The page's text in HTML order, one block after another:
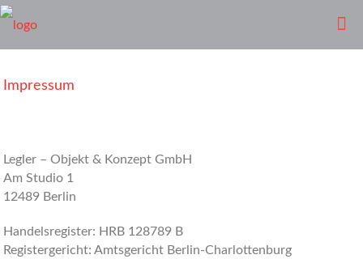
Impressum
Legler – Objekt & Konzept GmbH
Am Studio 1
12489 Berlin
Handelsregister: HRB 128789 B
Registergericht: Amtsgericht Berlin-Charlottenburg